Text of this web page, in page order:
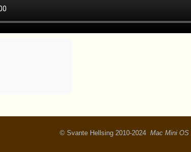
© Svante Hellsing 2010-2024 Mac Mini OS